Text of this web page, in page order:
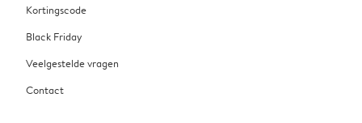
Kortingscode
Black Friday
Veelgestelde vragen
Contact